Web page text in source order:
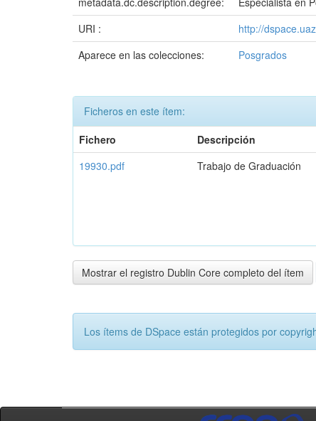
URI :
http://
Aparece en las colecciones:
Posgrados
Ficheros en este ítem:
Fichero
Descripción
19930.pdf
Trabajo de Graduación
Mostrar el registro Dublin Core completo del ítem
Los ítems de DSpace están protegidos por